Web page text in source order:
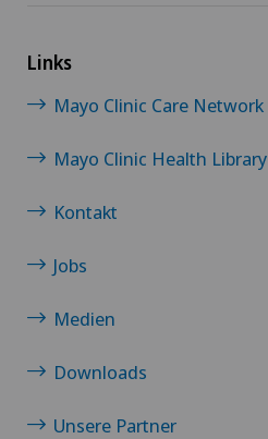
Links
Mayo Clinic Care Network
Mayo Clinic Health Library
Kontakt
Jobs
Medien
Downloads
Unsere Partner